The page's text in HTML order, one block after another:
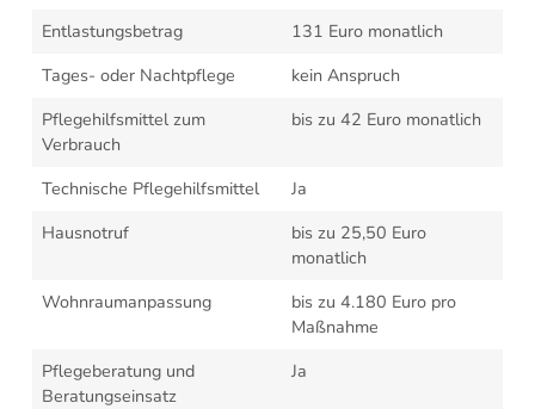
Entlastungsbetrag
131 Euro monatlich
Tages- oder Nachtpflege
kein Anspruch
Pflegehilfsmittel zum
Verbrauch
bis zu 42 Euro monatlich
Technische Pflegehilfsmittel
Ja
Hausnotruf
bis zu 25,50 Euro
monatlich
Wohnraumanpassung
bis zu 4.180 Euro pro
Maßnahme
Pflegeberatung und
Beratungseinsatz
Ja